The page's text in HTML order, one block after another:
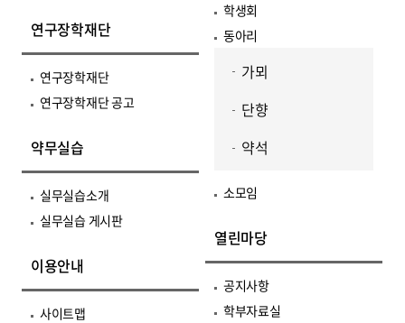
학생회
동아리
가뫼
단향
약석
소모임
연구장학재단
연구장학재단
연구장학재단 공고
약무실습
실무실습소개
실무실습 게시판
열린마당
공지사항
학부자료실
이용안내
사이트맵